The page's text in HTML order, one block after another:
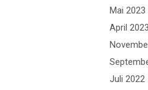
Mai 2023
April 2023
Juli 2022